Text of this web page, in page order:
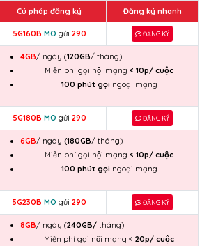
Cú pháp đăng ký Đăng ký nhanh
5G160B MO gửi 290 ĐĂNG KÝ
4GB/ ngày (120GB/ tháng)
Miễn phí gọi nội mạng < 10p/ cuộc
100 phút gọi ngoại mạng
5G180B MO gửi 290 ĐĂNG KÝ
6GB/ ngày (180GB/ tháng)
Miễn phí gọi nội mạng < 10p/ cuộc
100 phút gọi ngoại mạng
5G230B MO gửi 290 ĐĂNG KÝ
8GB/ ngày (240GB/ tháng)
Miễn phí gọi nội mạng < 20p/ cuộc